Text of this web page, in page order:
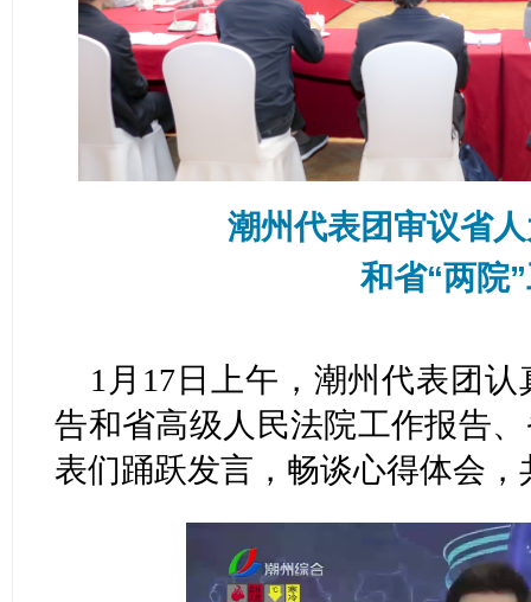
潮州代表团审议省
和省“两院
1月17日上午，潮州代表团
告和省高级人民法院工作报告
表们踊跃发言，畅谈心得体会